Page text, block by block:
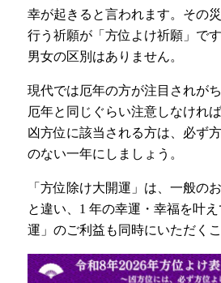
幸が起きると言われます。その
行う祈願が「方位よけ祈願」で
男女の区別はありません。
現代では厄年の方が注目されが
厄年と同じぐらい注意しなけれ
凶方位に該当される方は、必ず
のない一年にしましょう。
「方位除け大開運」は、一般の
と違い、1 年の幸運・幸福を叶
運」のご利益も同時にいただく